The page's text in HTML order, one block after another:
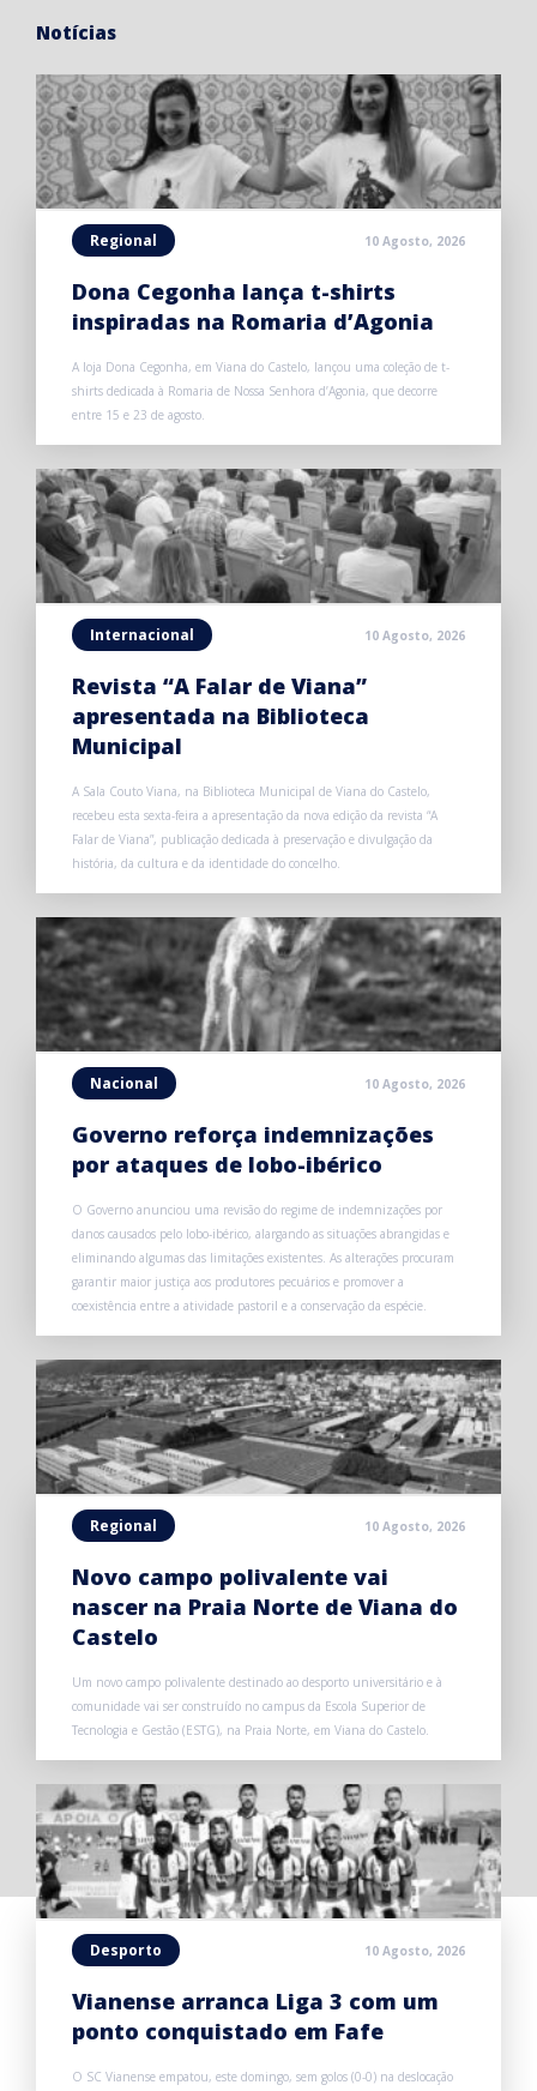
Notícias
Regional 10 Agosto, 2026
Dona Cegonha lança t-shirts
inspiradas na Romaria d’Agonia
A loja Dona Cegonha, em Viana do Castelo, lançou uma coleção de t-
shirts dedicada à Romaria de Nossa Senhora d’Agonia, que decorre
entre 15 e 23 de agosto.
Internacional 10 Agosto, 2026
Revista “A Falar de Viana”
apresentada na Biblioteca
Municipal
A Sala Couto Viana, na Biblioteca Municipal de Viana do Castelo,
recebeu esta sexta-feira a apresentação da nova edição da revista “A
Falar de Viana”, publicação dedicada à preservação e divulgação da
história, da cultura e da identidade do concelho.
Nacional 10 Agosto, 2026
Governo reforça indemnizações
por ataques de lobo-ibérico
O Governo anunciou uma revisão do regime de indemnizações por
danos causados pelo lobo-ibérico, alargando as situações abrangidas e
eliminando algumas das limitações existentes. As alterações procuram
garantir maior justiça aos produtores pecuários e promover a
coexistência entre a atividade pastoril e a conservação da espécie.
Regional 10 Agosto, 2026
Novo campo polivalente vai
nascer na Praia Norte de Viana do
Castelo
Um novo campo polivalente destinado ao desporto universitário e à
comunidade vai ser construído no campus da Escola Superior de
Tecnologia e Gestão (ESTG), na Praia Norte, em Viana do Castelo.
Desporto 10 Agosto, 2026
Vianense arranca Liga 3 com um
ponto conquistado em Fafe
O SC Vianense empatou, este domingo, sem golos (0-0) na deslocação